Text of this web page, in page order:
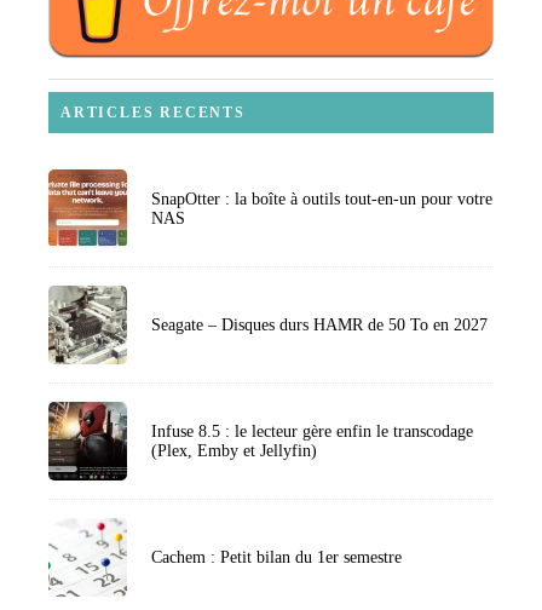
ARTICLES RECENTS
SnapOtter : la boîte à outils tout-en-un pour votre
NAS
Seagate – Disques durs HAMR de 50 To en 2027
Infuse 8.5 : le lecteur gère enfin le transcodage
(Plex, Emby et Jellyfin)
Cachem : Petit bilan du 1er semestre